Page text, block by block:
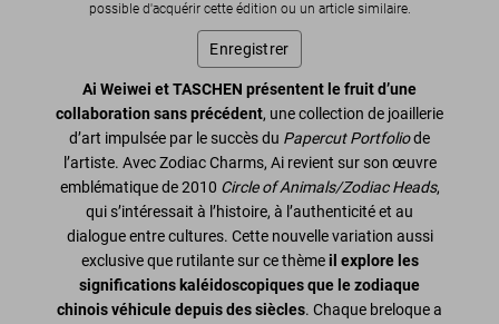
possible d'acquérir cette édition ou un article similaire.
Enregistrer
Ai Weiwei et TASCHEN présentent le fruit d’une
collaboration sans précédent, une collection de joaillerie
d’art impulsée par le succès du Papercut Portfoliode
l’artiste. Avec Zodiac Charms, Ai revient sur son œuvre
emblématique de 2010 Circle of Animals/Zodiac Heads,
qui s’intéressait à l’histoire, à l’authenticité et au
dialogue entre cultures. Cette nouvelle variation aussi
exclusive que rutilante sur ce thèmeil explore les
significations kaléidoscopiques que le zodiaque
chinois véhicule depuis des siècles. Chaque breloque a